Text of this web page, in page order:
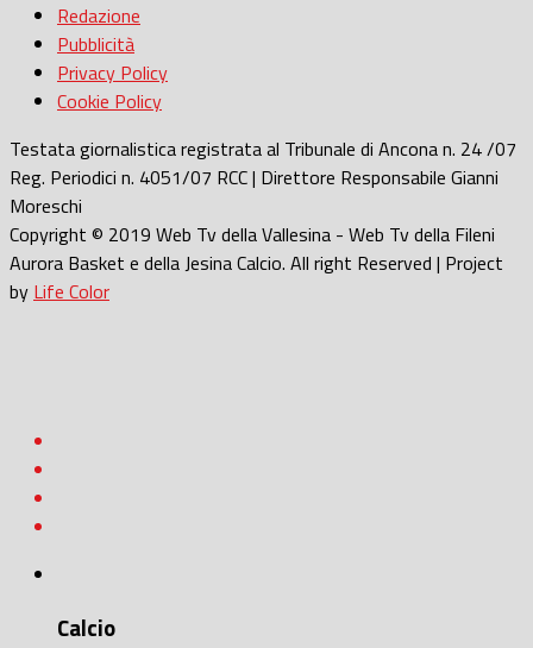
Redazione
Pubblicità
Privacy Policy
Cookie Policy
Testata giornalistica registrata al Tribunale di Ancona n. 24 /07
Reg. Periodici n. 4051/07 RCC | Direttore Responsabile Gianni
Moreschi
Copyright © 2019 Web Tv della Vallesina - Web Tv della Fileni
Aurora Basket e della Jesina Calcio. All right Reserved | Project
by Life Color
Calcio